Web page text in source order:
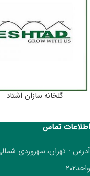
گلخانه سازان اشتاد
اطلاعات تماس
واحد۲۰۲